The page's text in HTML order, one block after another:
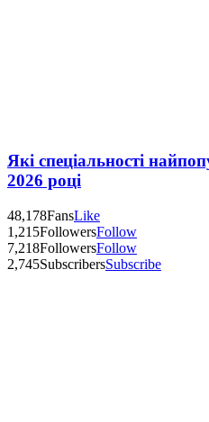
Які спеціальності
2026 році
48,178FansLike
1,215FollowersFollow
7,218FollowersFollow
2,745SubscribersSubscribe